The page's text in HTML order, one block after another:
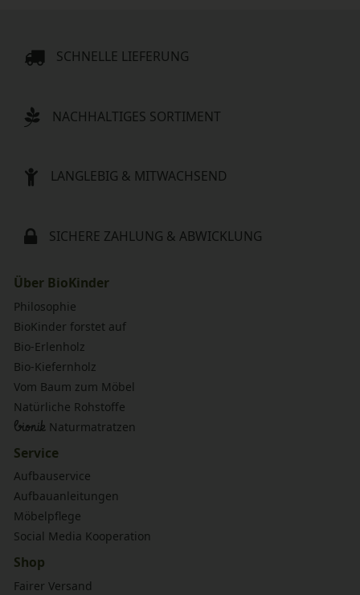
SCHNELLE LIEFERUNG
NACHHALTIGES SORTIMENT
LANGLEBIG & MITWACHSEND
SICHERE ZAHLUNG & ABWICKLUNG
Über BioKinder
Philosophie
BioKinder forstet auf
Bio-Erlenholz
Bio-Kiefernholz
Vom Baum zum Möbel
Natürliche Rohstoffe
bionik Naturmatratzen
Service
Aufbauservice
Aufbauanleitungen
Möbelpflege
Social Media Kooperation
Shop
Fairer Versand